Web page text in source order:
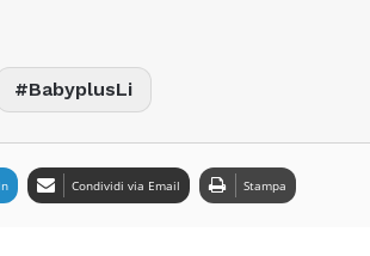
BabyplusLi
Condividi via Email Stampa